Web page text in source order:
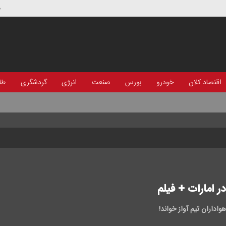
اقتصاد کلان خودرو بورس صنعت انرژی گردشگری
امارات + فیلم